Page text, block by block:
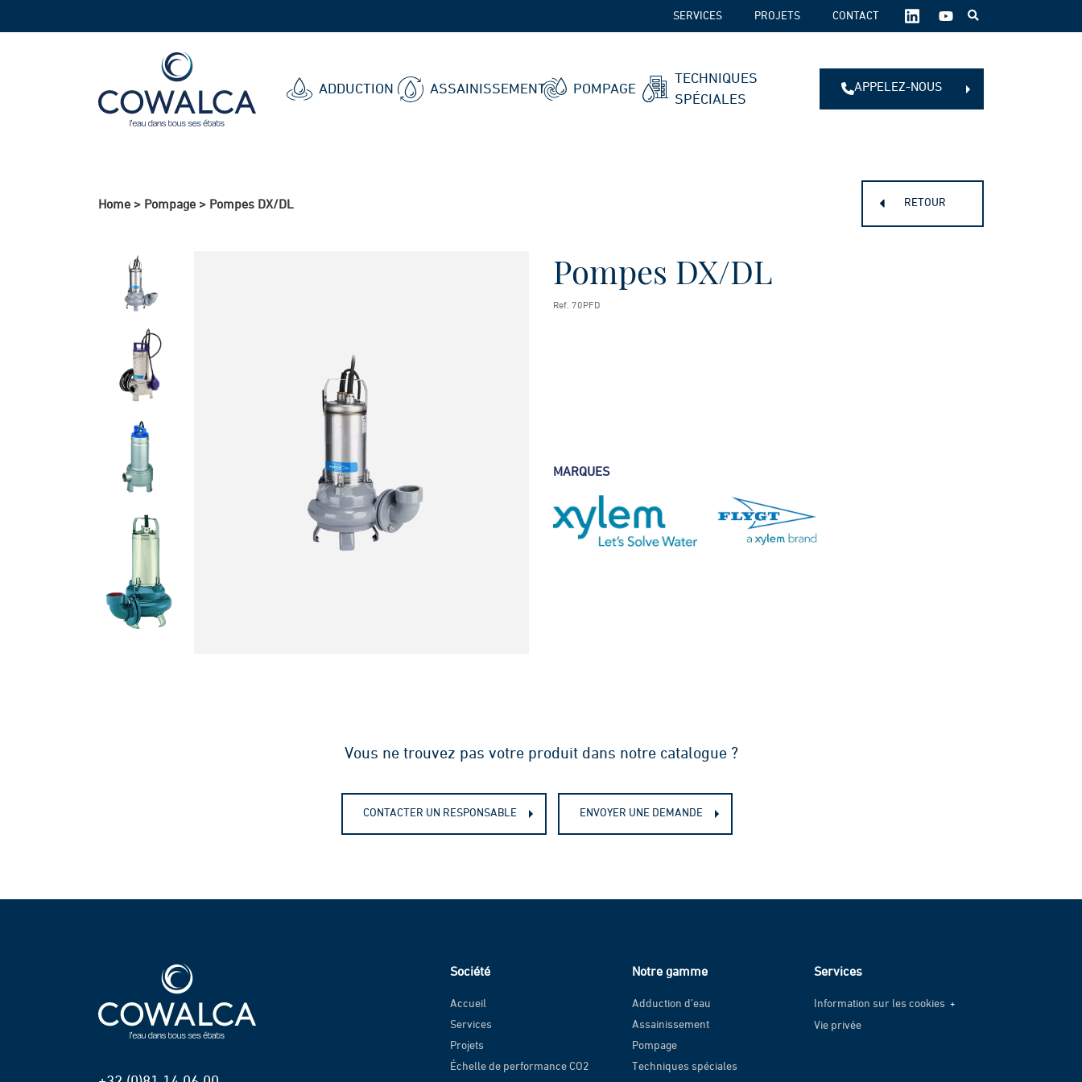
ADDUCTION ASSAINISSEMENT POMPAGE
TECHNIQUES
SPÉCIALES
SERVICES PROJETS CONTACT
SUIVEZ-
NOUS
APPELEZ-NOUS
Home > Pompage > Pompes DX/DL RETOUR
Pompes DX/DL
Ref. 70PFD
MARQUES
Vous ne trouvez pas votre produit dans notre catalogue ?
CONTACTER UN RESPONSABLE ENVOYER UNE DEMANDE
Société
Accueil
Services
Projets
Échelle de performance CO2
Notre gamme
Adduction d’eau
Assainissement
Pompage
Techniques spéciales
Services
Information sur les cookies
Information sur les cookies
Vie privée